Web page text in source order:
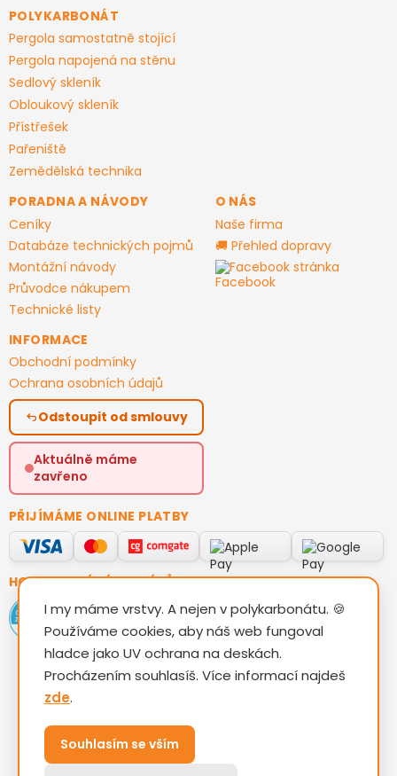
aPOLYKARBONÁT
Pergola samostatně stojící
Pergola napojená na stěnu
Sedlový skleník
Obloukový skleník
Přístřešek
Pařeniště
Zemědělská technika
PORADNA A NÁVODY
Ceníky
Databáze technických pojmů
Montážní návody
Průvodce nákupem
Technické listy
O NÁS
Naše firma
🚚 Přehled dopravy
Facebook stránka
INFORMACE
Obchodní podmínky
Ochrana osobních údajů
Odstoupit od smlouvy
Aktuálně máme
zavřeno
PŘIJÍMÁME ONLINE PLATBY
HODNOCENÍ ZÁKAZNÍKŮ
Vytvořil Shoptet
I my máme vrstvy. A nejen v polykarbonátu. 🍪
Používáme cookies, aby náš web fungoval
hladce jako UV ochrana na deskách.
Procházením souhlasíš. Více informací najdeš
zde.
Souhlasím se vším